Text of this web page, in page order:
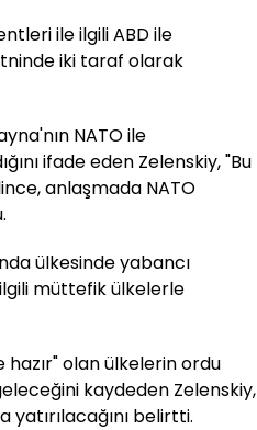
ile ilgili ABD ile
iki taraf olarak
NATO ile
ifade eden Zelenskiy, "Bu
anlaşmada NATO
ülkesinde yabancı
müttefik ülkelerle
olan ülkelerin ordu
kaydeden Zelenskiy,
belirtti.